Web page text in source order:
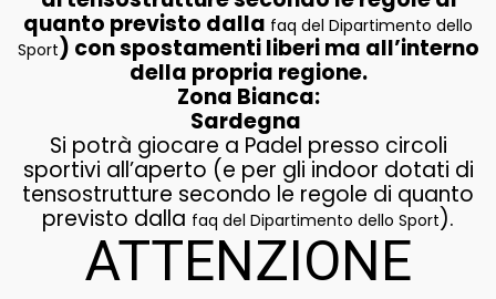
quanto previsto dalla faq del Dipartimento dello
Sport) con spostamenti liberi ma all’interno
della propria regione.
Zona Bianca:
Sardegna
Si potrà giocare a Padel presso circoli
sportivi all’aperto (e per gli indoor dotati di
tensostrutture secondo le regole di quanto
previsto dalla faq del Dipartimento dello Sport).
ATTENZIONE